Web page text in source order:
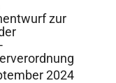
zur
2024